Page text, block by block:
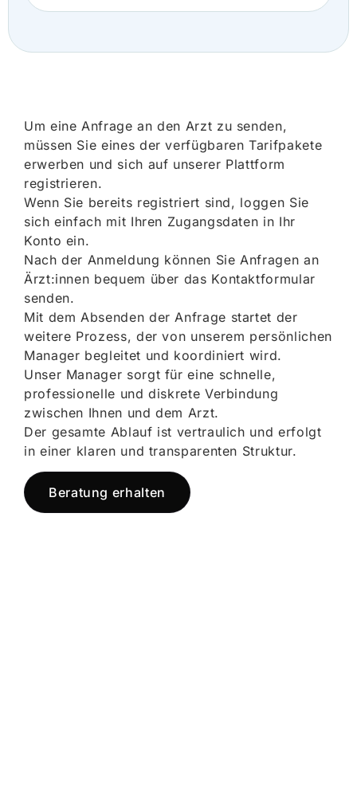
Um eine Anfrage an den Arzt zu senden,
müssen Sie eines der verfügbaren Tarifpakete
erwerben und sich auf unserer Plattform
registrieren.
Wenn Sie bereits registriert sind, loggen Sie
sich einfach mit Ihren Zugangsdaten in Ihr
Konto ein.
Nach der Anmeldung können Sie Anfragen an
Ärzt:innen bequem über das Kontaktformular
senden.
Mit dem Absenden der Anfrage startet der
weitere Prozess, der von unserem persönlichen
Manager begleitet und koordiniert wird.
Unser Manager sorgt für eine schnelle,
professionelle und diskrete Verbindung
zwischen Ihnen und dem Arzt.
Der gesamte Ablauf ist vertraulich und erfolgt
in einer klaren und transparenten Struktur.
Beratung erhalten